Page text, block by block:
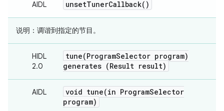
AIDL unsetTunerCallback( )
说明 ：调谐到指定的节目。
HIDL
2.0
tune(ProgramSelector program)
generates (Result result)
AIDL void tune(in ProgramSelector
program)